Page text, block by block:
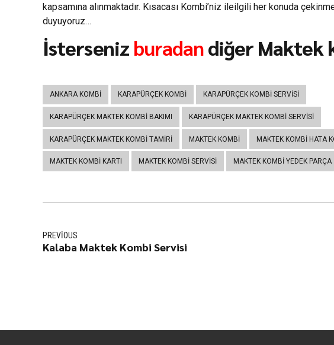
kapsamına alınmaktadır. Kısacası Kombi’niz ileilgili her konuda
duyuyoruz…
İsterseniz buradandiğer Maktek
ANKARA KOMBI KARAPÜRÇEK KOMBI KARAPÜRÇEK KOMBI SERVISI
KARAPÜRÇEK MAKTEK KOMBI BAKIMI KARAPÜRÇEK MAKTEK KOMBI SERVISI
KARAPÜRÇEK MAKTEK KOMBI TAMIRI MAKTEK KOMBI MAKTEK KOMBI HATA
MAKTEK KOMBI KARTI MAKTEK KOMBI SERVISI MAKTEK KOMBI YEDEK PARÇA
PREVIOUS
Kalaba Maktek Kombi Servisi